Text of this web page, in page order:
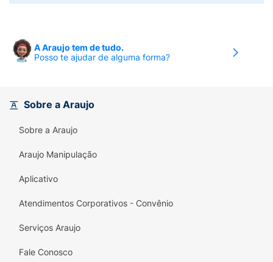
A Araujo tem de tudo.
Posso te ajudar de alguma forma?
Sobre a Araujo
Sobre a Araujo
Araujo Manipulação
Aplicativo
Atendimentos Corporativos - Convênio
Serviços Araujo
Fale Conosco